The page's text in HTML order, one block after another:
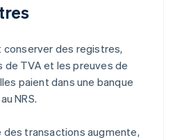
des registres,
TVA et les preuves de
paient dans une banque
NRS.
des transactions augmente,